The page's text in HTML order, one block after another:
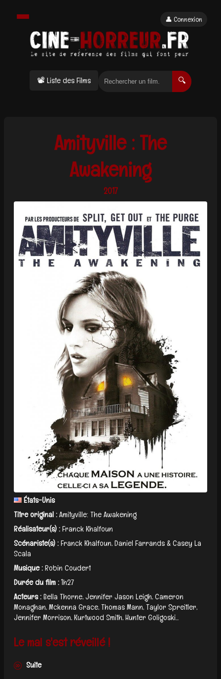
📽 Liste des Films 🔍
👤 Connexion
Amityville : The
Awakening
2017
États-Unis
Titre original :Amityville: The Awakening
Réalisateur(s) :Franck Khalfoun
Scénariste(s) :Franck Khalfoun, Daniel Farrands & Casey La
Scala
Musique :Robin Coudert
Durée du film :1h27
Acteurs :Bella Thorne, Jennifer Jason Leigh, Cameron
Monaghan, Mckenna Grace, Thomas Mann, Taylor Spreitler,
Jennifer Morrison, Kurtwood Smith, Hunter Goligoski...
Le mal s'est réveillé !
Suite